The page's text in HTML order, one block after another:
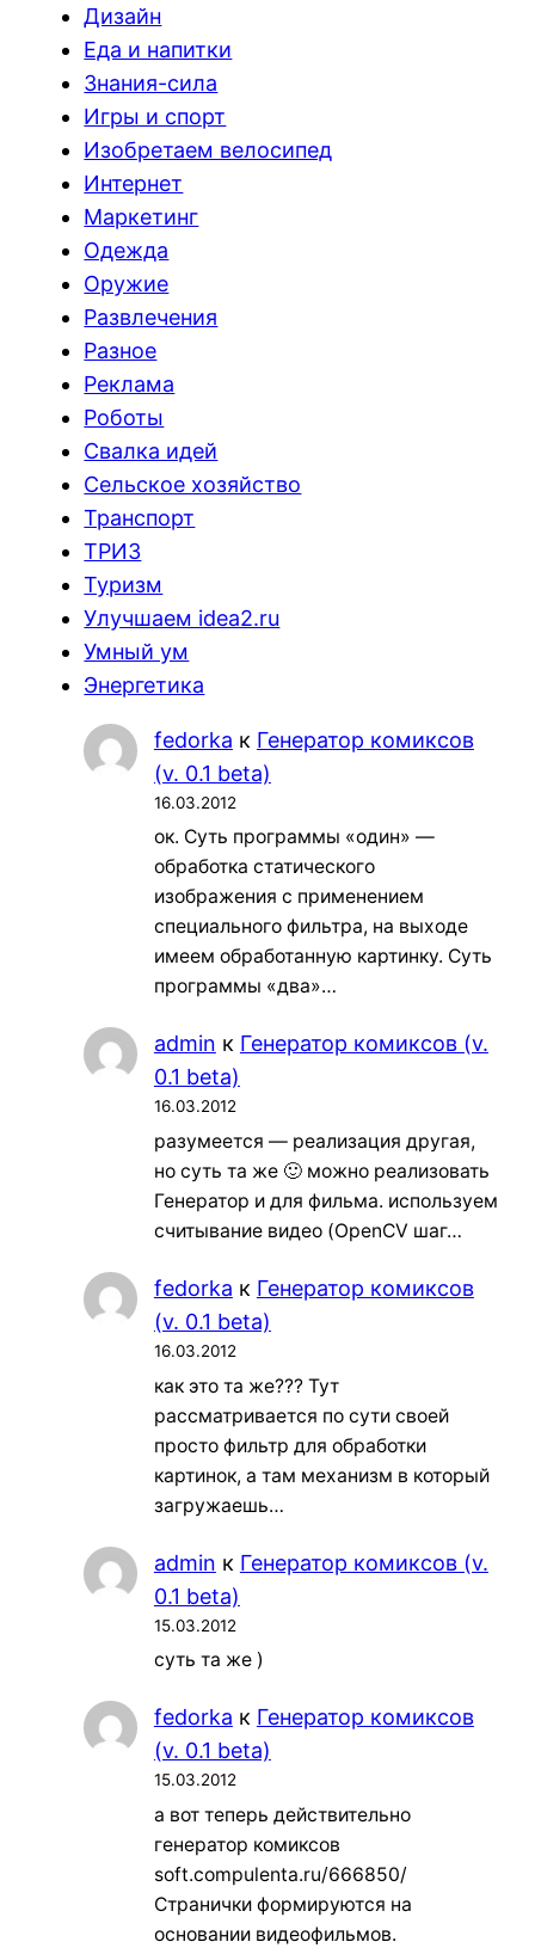
Дизайн
Еда и напитки
Знания-сила
Игры и спорт
Изобретаем велосипед
Интернет
Маркетинг
Одежда
Оружие
Развлечения
Разное
Реклама
Роботы
Свалка идей
Сельское хозяйство
Транспорт
ТРИЗ
Туризм
Улучшаем idea2.ru
Умный ум
Энергетика
fedorka к Генератор комиксов
(v. 0.1 beta)
16.03.2012
ок. Суть программы «один» —
обработка статического
изображения с применением
специального фильтра, на выходе
имеем обработанную картинку. Суть
программы «два»…
admin к Генератор комиксов (v.
0.1 beta)
16.03.2012
разумеется — реализация другая,
но суть та же 🙂 можно реализовать
Генератор и для фильма. используем
считывание видео (OpenCV шаг…
fedorka к Генератор комиксов
(v. 0.1 beta)
16.03.2012
как это та же??? Тут
рассматривается по сути своей
просто фильтр для обработки
картинок, а там механизм в который
загружаешь…
admin к Генератор комиксов (v.
0.1 beta)
15.03.2012
суть та же )
fedorka к Генератор комиксов
(v. 0.1 beta)
15.03.2012
а вот теперь действительно
генератор комиксов
soft.compulenta.ru/666850/
Странички формируются на
основании видеофильмов.